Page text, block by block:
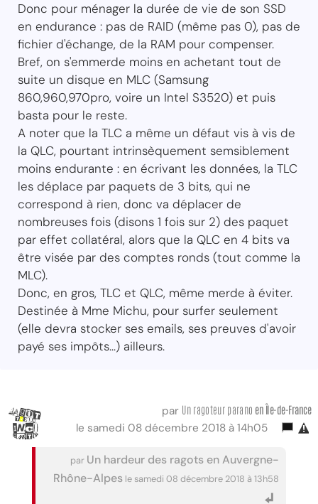
Donc pour ménager la durée de vie de son SSD
en endurance : pas de RAID (même pas 0), pas de
fichier d'échange, de la RAM pour compenser.
Bref, on s'emmerde moins en achetant tout de
suite un disque en MLC (Samsung
860,960,970pro, voire un Intel S3520) et puis
basta pour le reste.
A noter que la TLC a même un défaut vis à vis de
la QLC, pourtant intrinsèquement semsiblement
moins endurante : en écrivant les données, la TLC
les déplace par paquets de 3 bits, qui ne
correspond à rien, donc va déplacer de
nombreuses fois (disons 1 fois sur 2) des paquet
par effet collatéral, alors que la QLC en 4 bits va
être visée par des comptes ronds (tout comme la
MLC).
Donc, en gros, TLC et QLC, même merde à éviter.
Destinée à Mme Michu, pour surfer seulement
(elle devra stocker ses emails, ses preuves d'avoir
payé ses impôts...) ailleurs.
par Un ragoteur parano en Île-de-France
le samedi 08 décembre 2018 à 14h05
par Un hardeur des ragots en Auvergne-
Rhône-Alpes le samedi 08 décembre 2018 à 13h58